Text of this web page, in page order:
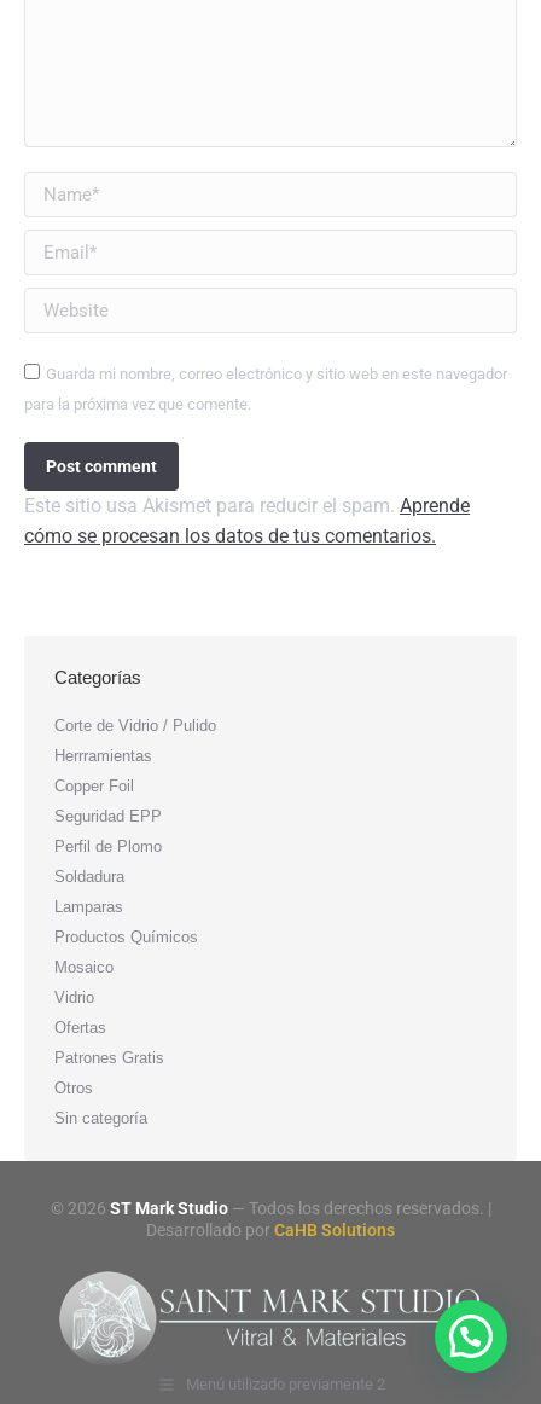
Name *
Email *
Website
Guarda mi nombre, correo electrónico y sitio web en este navegador
para la próxima vez que comente.
Post comment
Este sitio usa Akismet para reducir el spam. Aprende
cómo se procesan los datos de tus comentarios.
Categorías
Corte de Vidrio / Pulido
Herrramientas
Copper Foil
Seguridad EPP
Perfil de Plomo
Soldadura
Lamparas
Productos Químicos
Mosaico
Vidrio
Ofertas
Patrones Gratis
Otros
Sin categoría
© 2026 ST Mark Studio— Todos los derechos reservados. |
Desarrollado porCaHB Solutions
Menú utilizado previamente 2